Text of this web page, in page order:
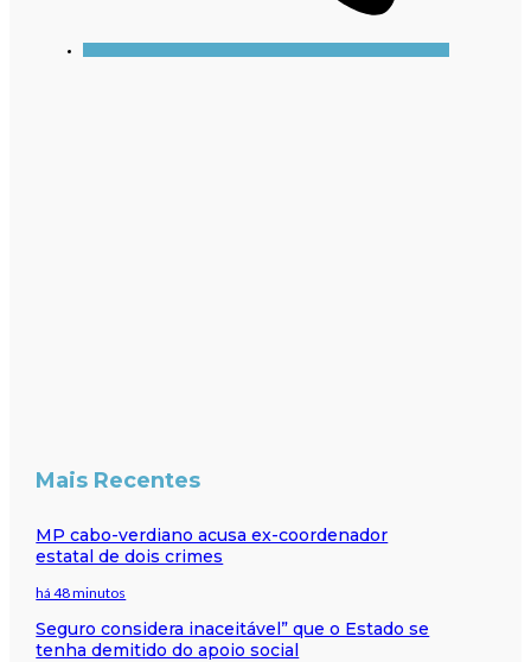
Mais Recentes
MP cabo-verdiano acusa ex-coordenador
estatal de dois crimes
há 48 minutos
Seguro considera inaceitável” que o Estado se
tenha demitido do apoio social